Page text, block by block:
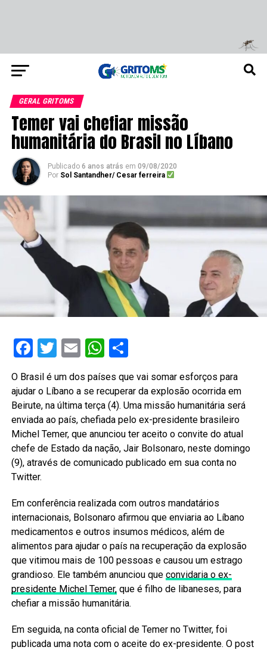
GERAL GRITOMS
Temer vai chefiar missão
humanitária do Brasil no Líbano
Publicado 6 anos atrás em 09/08/2020
Por Sol Santandher/ Cesar ferreira
Facebook
Twitter
EmailWhatsApp
Share
O Brasil é um dos países que vai somar esforços para
ajudar o Líbano a se recuperar da explosão ocorrida em
Beirute, na última terça (4). Uma missão humanitária será
enviada ao país, chefiada pelo ex-presidente brasileiro
Michel Temer, que anunciou ter aceito o convite do atual
chefe de Estado da nação, Jair Bolsonaro, neste domingo
(9), através de comunicado publicado em sua conta no
Twitter.
Em conferência realizada com outros mandatários
internacionais, Bolsonaro afirmou que enviaria ao Líbano
medicamentos e outros insumos médicos, além de
alimentos para ajudar o país na recuperação da explosão
que vitimou mais de 100 pessoas e causou um estrago
grandioso. Ele também anunciou que convidaria o ex-
presidente Michel Temer,que é filho de libaneses, para
chefiar a missão humanitária.
Em seguida, na conta oficial de Temer no Twitter, foi
publicada uma nota com o aceite do ex-presidente. O post